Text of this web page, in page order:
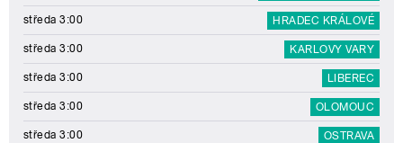
středa 3:00 HRADEC KRÁLOVÉ
středa 3:00 KARLOVY VARY
středa 3:00 LIBEREC
středa 3:00 OLOMOUC
středa 3:00 OSTRAVA